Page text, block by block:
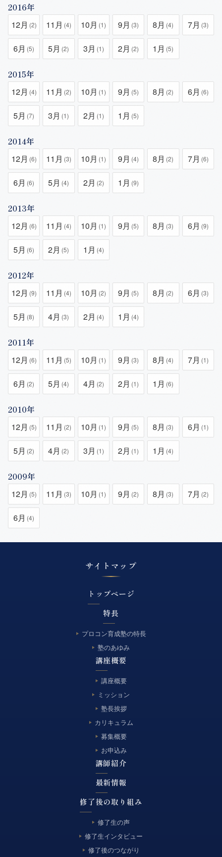
2016年
12月 (2) 11月 (4) 10月 (1) 9月 (3) 8月 (4) 7月 (3)
6月 (5) 5月 (2) 3月 (1) 2月 (2) 1月 (5)
2015年
12月 (4) 11月 (2) 10月 (1) 9月 (5) 8月 (2) 6月 (6)
5月 (7) 3月 (1) 2月 (1) 1月 (5)
2014年
12月 (6) 11月 (3) 10月 (1) 9月 (4) 8月 (2) 7月 (6)
6月 (6) 5月 (4) 2月 (2) 1月 (9)
2013年
12月 (6) 11月 (4) 10月 (1) 9月 (5) 8月 (3) 6月 (9)
5月 (6) 2月 (5) 1月 (4)
2012年
12月 (9) 11月 (4) 10月 (2) 9月 (5) 8月 (2) 6月 (3)
5月 (8) 4月 (3) 2月 (4) 1月 (4)
2011年
12月 (6) 11月 (5) 10月 (1) 9月 (3) 8月 (4) 7月 (1)
6月 (2) 5月 (4) 4月 (2) 2月 (1) 1月 (6)
2010年
12月 (5) 11月 (2) 10月 (1) 9月 (5) 8月 (3) 6月 (1)
5月 (2) 4月 (2) 3月 (1) 2月 (1) 1月 (4)
2009年
12月 (5) 11月 (3) 10月 (1) 9月 (2) 8月 (3) 7月 (2)
6月 (4)
サイトマップ
トップページ
特長
プロコン育成塾の特長
塾のあゆみ
講座概要
講座概要
ミッション
塾長挨拶
カリキュラム
募集概要
お申込み
講師紹介
最新情報
修了後の取り組み
修了生の声
修了生インタビュー
修了後のつながり